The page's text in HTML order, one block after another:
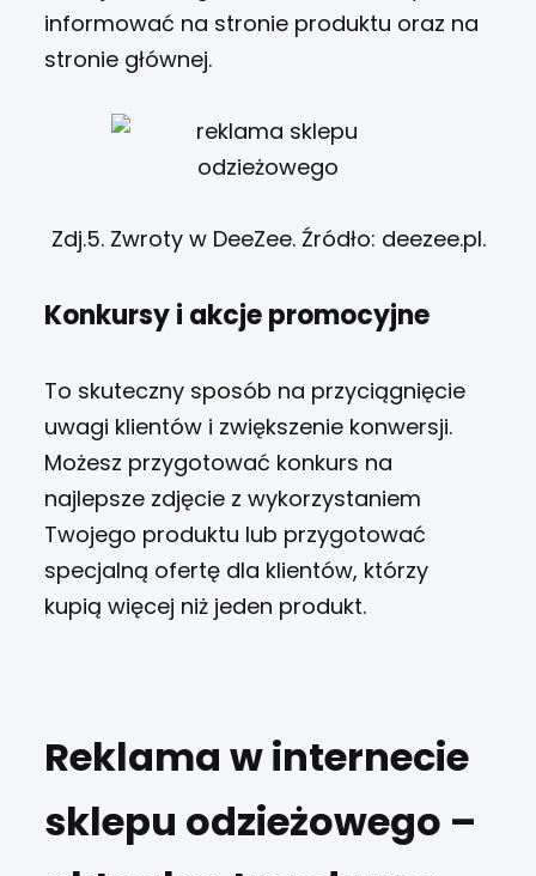
informować na stronie produktu oraz na
stronie głównej.
Zdj.5. Zwroty w DeeZee. Źródło: deezee.pl.
Konkursy i akcje promocyjne
To skuteczny sposób na przyciągnięcie
uwagi klientów i zwiększenie konwersji.
Możesz przygotować konkurs na
najlepsze zdjęcie z wykorzystaniem
Twojego produktu lub przygotować
specjalną ofertę dla klientów, którzy
kupią więcej niż jeden produkt.
Reklama w internecie
sklepu odzieżowego –